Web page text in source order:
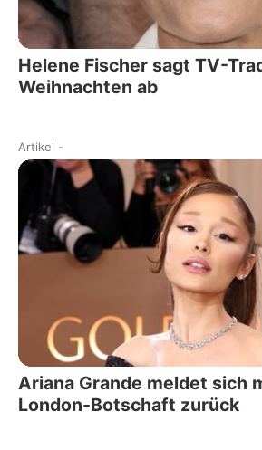
Helene Fischer sagt TV-
Weihnachten ab
Artikel -
Ariana Grande meldet sich
London-Botschaft zurück